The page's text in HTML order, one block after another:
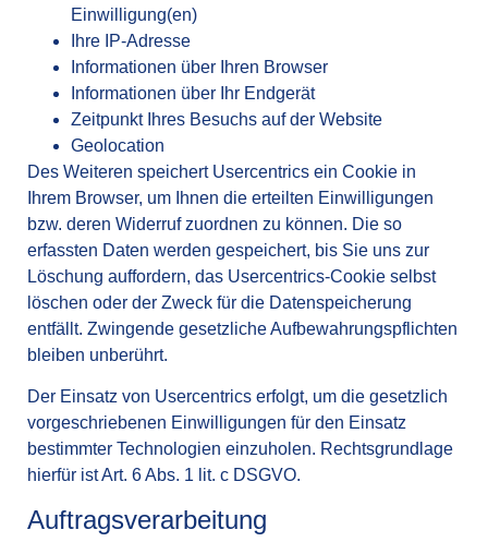
Einwilligung(en)
Ihre IP-Adresse
Informationen über Ihren Browser
Informationen über Ihr Endgerät
Zeitpunkt Ihres Besuchs auf der Website
Geolocation
Des Weiteren speichert Usercentrics ein Cookie in
Ihrem Browser, um Ihnen die erteilten Einwilligungen
bzw. deren Widerruf zuordnen zu können. Die so
erfassten Daten werden gespeichert, bis Sie uns zur
Löschung auffordern, das Usercentrics-Cookie selbst
löschen oder der Zweck für die Datenspeicherung
entfällt. Zwingende gesetzliche Aufbewahrungspflichten
bleiben unberührt.
Der Einsatz von Usercentrics erfolgt, um die gesetzlich
vorgeschriebenen Einwilligungen für den Einsatz
bestimmter Technologien einzuholen. Rechtsgrundlage
hierfür ist Art. 6 Abs. 1 lit. c DSGVO.
Auftragsverarbeitung